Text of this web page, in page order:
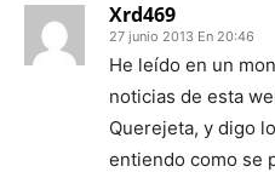
Xrd469
27 junio 2013 En 20:46
He leído en un
noticias de esta
Querejeta, y digo
entiendo como se